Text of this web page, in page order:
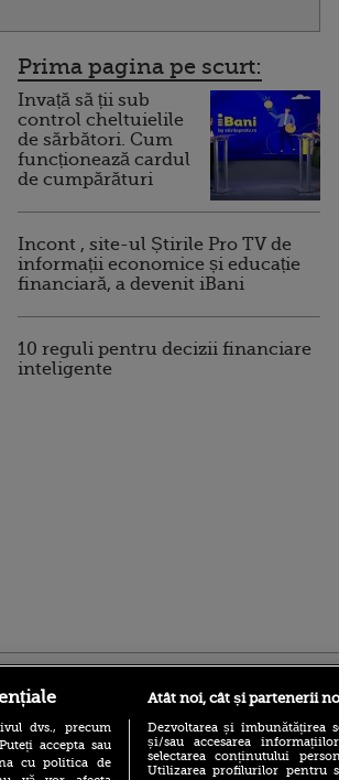
Prima pagina pe scurt:
Invață să ții sub
control cheltuielile
de sărbători. Cum
funcționează cardul
de cumpărături
Incont , site-ul Știrile Pro TV de
informații economice și educație
financiară, a devenit iBani
10 reguli pentru decizii financiare
inteligente
dvs., precum
accepta sau
cu politica de
Atât noi, cât și partenerii
Dezvoltarea și îmbunătățirea
și/sau accesarea
selectarea conținutului
Utilizarea profilurilor pentru